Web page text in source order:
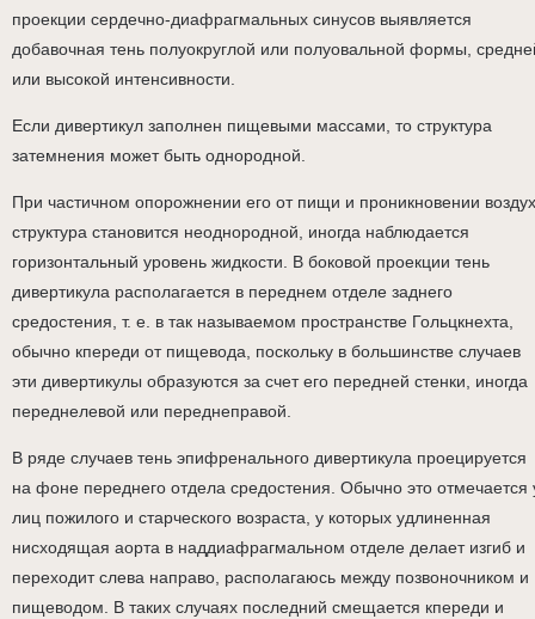
проекции сердечно-диафрагмальных синусов выявляется
добавочная тень полуокруглой или полуовальной формы,
или высокой интенсивности.
Если дивертикул заполнен пищевыми массами, то структура
затемнения может быть однородной.
При частичном опорожнении его от пищи и проникновении
структура становится неоднородной, иногда наблюдается
горизонтальный уровень жидкости. В боковой проекции тень
дивертикула располагается в переднем отделе заднего
средостения, т. е. в так называемом пространстве Гольцкнехта,
обычно кпереди от пищевода, поскольку в большинстве случаев
эти дивертикулы образуются за счет его передней стенки, иногда
переднелевой или переднеправой.
В ряде случаев тень эпифренального дивертикула проецируется
на фоне переднего отдела средостения. Обычно это отмечается
лиц пожилого и старческого возраста, у которых удлиненная
нисходящая аорта в наддиафрагмальном отделе делает изгиб и
переходит слева направо, располагаюсь между позвоночником и
пищеводом. В таких случаях последний смещается кпереди и